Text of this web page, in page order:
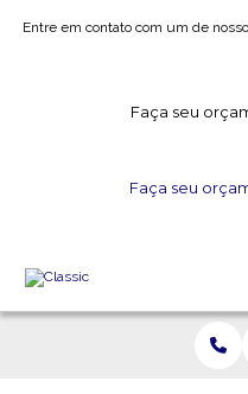
Entre em contato com um de
Faça seu
Faça seu